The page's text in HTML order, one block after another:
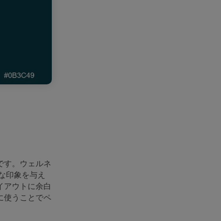
す。ウェルネ
印象を与え
アウトに余白
使うことでペ